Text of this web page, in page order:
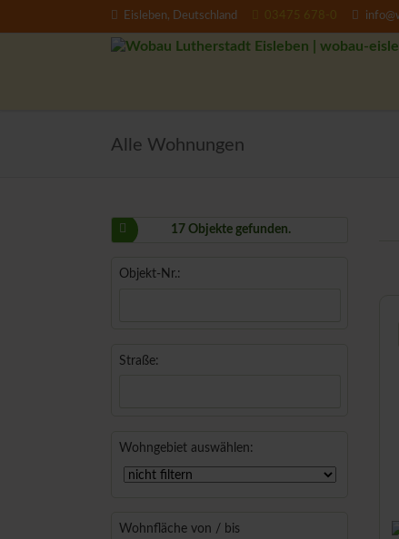
Eisleben, Deutschland 03475 678-0
Alle Wohnungen
17 Objekte gefunden.
Objekt-Nr.:
Straße:
Wohngebiet auswählen:
Wohnfläche von / bis